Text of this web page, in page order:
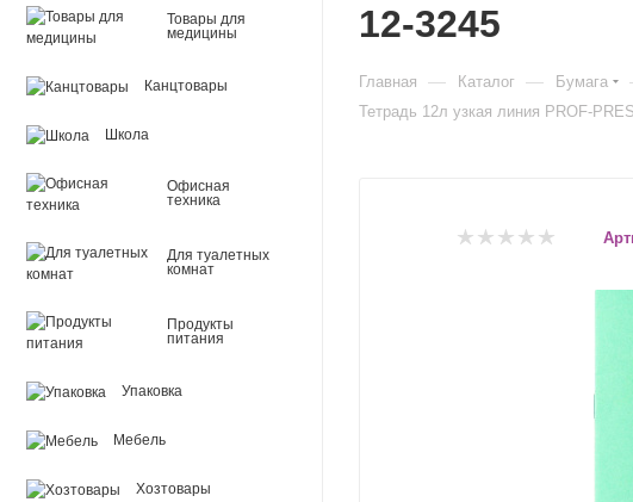
Товары для
медицины
Канцтовары
Школа
Офисная
техника
Для туалетных
комнат
Продукты
питания
Упаковка
Мебель
Хозтовары
12-3245
Главная — Каталог — Бумага
Тетрадь 12л узкая линия PROF-